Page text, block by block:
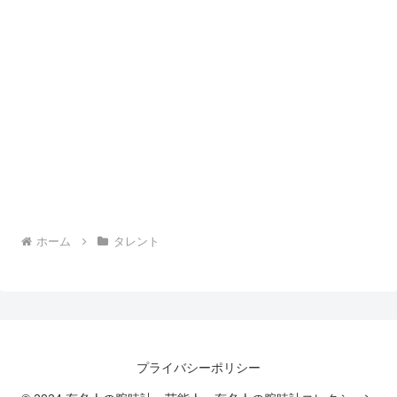
ホーム タレント
プライバシーポリシー